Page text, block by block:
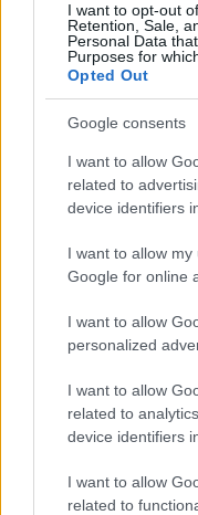
I want to opt-out
Retention, Sale,
Personal Data
Purposes for
Opted Out
Google consents
I want to allow
related to
device identifiers
I want to allow
Google for online
I want to allow
personalized
I want to allow
related to
device identifiers
I want to allow
related to